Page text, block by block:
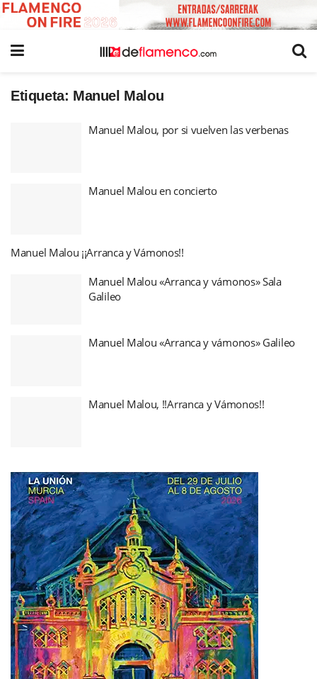
Etiqueta: Manuel Malou
Manuel Malou, por si vuelven las verbenas
Manuel Malou en concierto
Manuel Malou ¡¡Arranca y Vámonos!!
Manuel Malou «Arranca y vámonos» Sala
Galileo
Manuel Malou «Arranca y vámonos» Galileo
Manuel Malou, !!Arranca y Vámonos!!